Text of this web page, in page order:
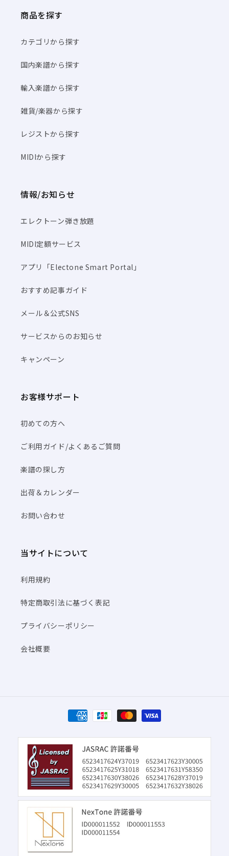
商品を探す
カテゴリから探す
国内楽譜から探す
輸入楽譜から探す
雑貨/楽器から探す
レジストから探す
MIDIから探す
情報/お知らせ
エレクトーン弾き放題
MIDI定額サービス
アプリ「Electone Smart Portal」
おすすめ記事ガイド
メール＆公式SNS
サービスからのお知らせ
キャンペーン
お客様サポート
初めての方へ
ご利用ガイド/よくあるご質問
楽譜の探し方
出荷＆カレンダー
お問い合わせ
当サイトについて
利用規約
特定商取引法に基づく表記
プライバシーポリシー
会社概要
決
済
方
法